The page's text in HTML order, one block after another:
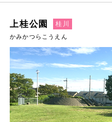
上桂公園 桂川
かみかつらこうえん